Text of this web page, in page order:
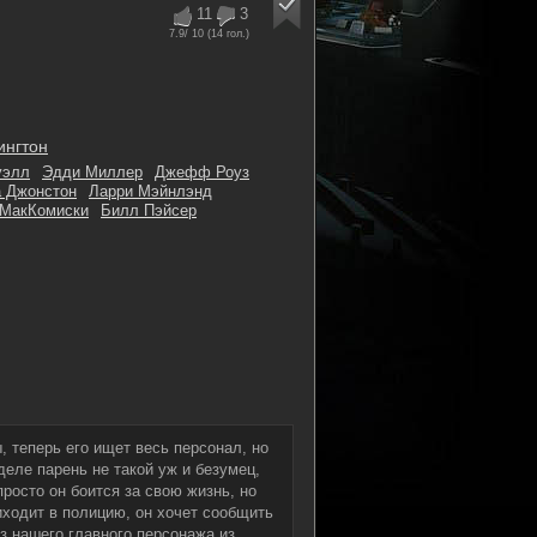
11 3
7.9/ 10 (14 гол.)
Эдди Миллер
Джефф Роуз
Джонстон
Ларри Мэйнлэнд
Билл Пэйсер
теперь его ищет весь персонал, но
парень не такой уж и безумец,
он боится за свою жизнь, но
в полицию, он хочет сообщить